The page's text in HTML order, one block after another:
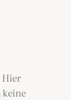
Hier
keine